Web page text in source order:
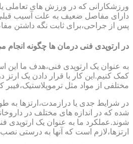
ورزشکارانی که در ورزش های تعاملی
دارای مفاصل ضعیف به علت آسیب قبلی
پس از جراحی،برای ثابت نگه داشتن
در ارتوپدی فنی درمان ها چگونه انجام
به عنوان یک ارتوپدی فنی،هدف ما این
کمک کنیم.این کار با قرار دادن یک ارتز
مختلفی از مواد مثل ترموپلاستیک،فیبر
در شرایط جدی یا درازمدت،ارتزها
شده که در اندازه های مختلف در
شوند.عملکرد ما به عنوان یک ارتوپدی
ارتزها،لازم است که آنها به درستی